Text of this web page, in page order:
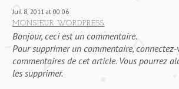
Juil 8, 2011 at 00:06
MONSIEUR WORDPRESS
Bonjour, ceci est un commentaire.
Pour supprimer un commentaire,
commentaires de cet article. Vous pourrez
les supprimer.